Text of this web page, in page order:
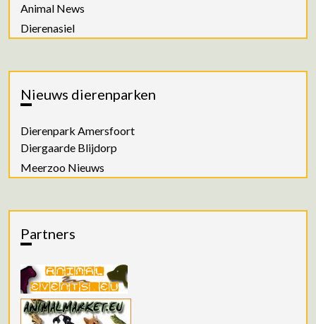
Animal News
Dierenasiel
Nieuws dierenparken
Dierenpark Amersfoort
Diergaarde Blijdorp
Meerzoo Nieuws
Partners